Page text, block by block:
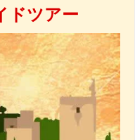
ドツアー